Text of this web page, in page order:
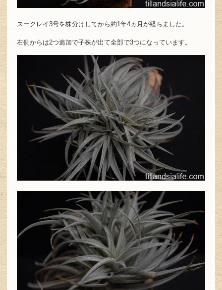
スークレイ3号を株分けしてから約1年4ヵ月が経ちました。
右側からは2つ追加で子株が出て全部で3つになっています。